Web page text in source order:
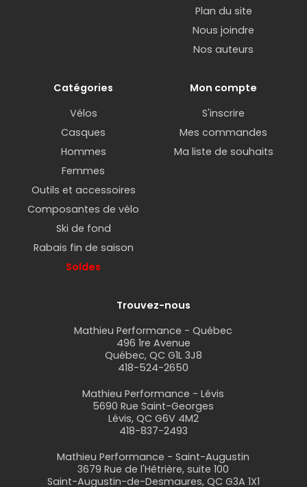
Plan du site
Nous joindre
Nos auteurs
Catégories
Vélos
Casques
Hommes
Femmes
Outils et accessoires
Composantes de vélo
Ski de fond
Rabais fin de saison
Soldes
Mon compte
S'inscrire
Mes commandes
Ma liste de souhaits
Trouvez-nous
Mathieu Performance - Québec
496 1re Avenue
Québec, QC G1L 3J8
418-524-2650
Mathieu Performance - Lévis
5690 Rue Saint-Georges
Lévis, QC G6V 4M2
418-837-2493
Mathieu Performance - Saint-Augustin
3679 Rue de l'Hêtrière, suite 100
Saint-Augustin-de-Desmaures, QC G3A 1X1